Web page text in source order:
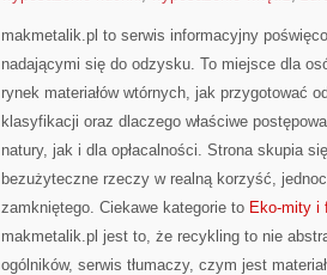
makmetalik.pl to serwis informacyjny
nadającymi się do odzysku. To miejsce dla
rynek materiałów wtórnych, jak przygotować
klasyfikacji oraz dlaczego właściwe
natury, jak i dla opłacalności. Strona skupia
bezużyteczne rzeczy w realną korzyść,
zamkniętego. Ciekawe kategorie to Eko-mity i
makmetalik.pl jest to, że recykling to nie
ogólników, serwis tłumaczy, czym jest